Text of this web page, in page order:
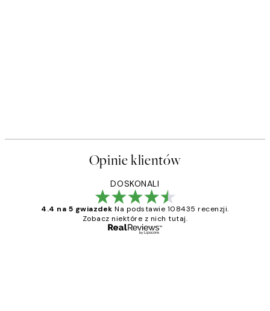
Opinie klientów
DOSKONALI
4.4 na 5 gwiazdek Na podstawie 108435 recenzji.
Zobacz niektóre z nich tutaj.